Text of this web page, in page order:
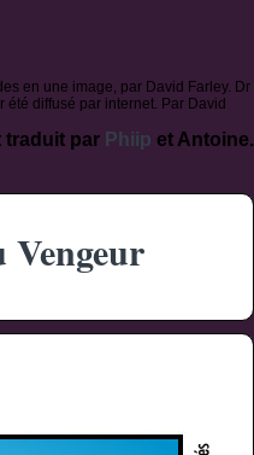
en une image, par David Farley. Dr
été diffusé par internet. Par David
traduit par Phiip et Antoine.
Vengeur